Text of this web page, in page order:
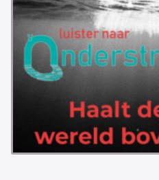
LABOUR RIGHTS
LINKS ARBEID
LABOUR RIGHTS